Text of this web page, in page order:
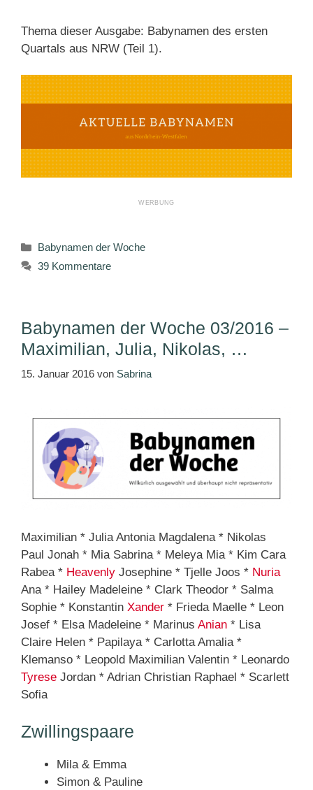
Thema dieser Ausgabe: Babynamen des ersten
Quartals aus NRW (Teil 1).
Kategorien
Babynamen der Woche
39 Kommentare
Babynamen der Woche 03/2016 –
Maximilian, Julia, Nikolas, …
15. Januar 2016 von Sabrina
Maximilian * Julia Antonia Magdalena * Nikolas
Paul Jonah * Mia Sabrina * Meleya Mia * Kim Cara
Rabea * Heavenly Josephine * Tjelle Joos * Nuria
Ana * Hailey Madeleine * Clark Theodor * Salma
Sophie * Konstantin Xander * Frieda Maelle * Leon
Josef * Elsa Madeleine * Marinus Anian * Lisa
Claire Helen * Papilaya * Carlotta Amalia *
Klemanso * Leopold Maximilian Valentin * Leonardo
Tyrese Jordan * Adrian Christian Raphael * Scarlett
Sofia
Zwillingspaare
Mila & Emma
Simon & Pauline